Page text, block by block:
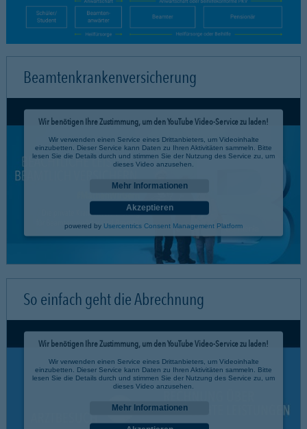
Beamtenkrankenversicherung
Wir benötigen Ihre Zustimmung, um den YouTube Video-Service zu laden!
Wir verwenden einen Service eines Drittanbieters, um Videoinhalte
einzubetten. Dieser Service kann Daten zu Ihren Aktivitäten sammeln. Bitte
lesen Sie die Details durch und stimmen Sie der Nutzung des Service zu, um
dieses Video anzusehen.
Mehr Informationen
Akzeptieren
powered by Usercentrics Consent Management Platform
So einfach geht die Abrechnung
Wir benötigen Ihre Zustimmung, um den YouTube Video-Service zu laden!
Wir verwenden einen Service eines Drittanbieters, um Videoinhalte
einzubetten. Dieser Service kann Daten zu Ihren Aktivitäten sammeln. Bitte
lesen Sie die Details durch und stimmen Sie der Nutzung des Service zu, um
dieses Video anzusehen.
Mehr Informationen